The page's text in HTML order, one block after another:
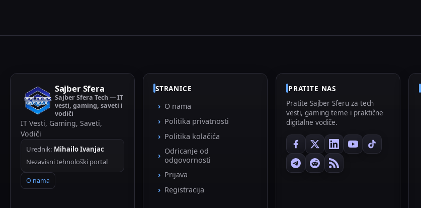
Sajber Sfera
Sajber Sfera Tech — IT
vesti, gaming, saveti i
vodiči
IT Vesti, Gaming, Saveti,
Vodiči
Urednik: Mihailo Ivanjac
Nezavisni tehnološki portal
O nama
STRANICE
O nama
Politika privatnosti
Politika kolačića
Odricanje od
odgovornosti
Prijava
Registracija
PRATITE NAS
Pratite Sajber Sferu za tech
vesti, gaming teme i praktične
digitalne vodiče.